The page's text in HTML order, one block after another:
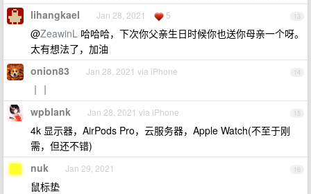
13
lihangkael Jan 28, 2021 5
@ZeawinL 哈哈哈，下次你父亲生日时候你也送你母亲一个呀。
太有想法了，加油
14
onion83 Jan 28, 2021 via iPhone
｜｜
15
wpblank Jan 28, 2021 via iPhone
4k 显示器，AirPods Pro，云服务器，Apple Watch(不至于刚
需，但还不错)
16
nuk Jan 29, 2021
鼠标垫